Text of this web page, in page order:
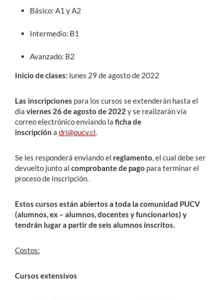
Básico: A1 y A2
Intermedio: B1
Avanzado: B2
Inicio de clases: lunes 29 de agosto de 2022
Las inscripciones para los cursos se extenderán hasta el
día viernes 26 de agosto de 2022 y se realizarán vía
correo electrónico enviando la ficha de
inscripción a dri@pucv.cl.
Se les responderá enviando el reglamento, el cual debe ser
devuelto junto al comprobante de pago para terminar el
proceso de inscripción.
Estos cursos están abiertos a toda la comunidad PUCV
(alumnos, ex – alumnos, docentes y funcionarios) y
tendrán lugar a partir de seis alumnos inscritos.
Costos:
Cursos extensivos